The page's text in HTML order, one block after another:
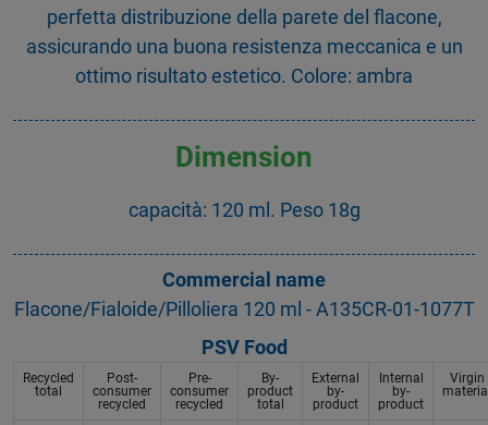
perfetta distribuzione della parete del flacone,
assicurando una buona resistenza meccanica e un
ottimo risultato estetico. Colore: ambra
Dimension
capacità: 120 ml. Peso 18g
Commercial name
Flacone/Fialoide/Pilloliera 120 ml - A135CR-01-1077T
PSV Food
Recycled
total
Post-
consumer
recycled
Pre-
consumer
recycled
By-
product
total
External
by-
product
Internal
by-
product
Virgin